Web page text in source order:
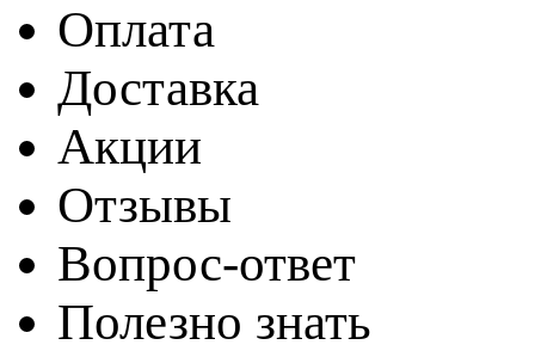
Оплата
Доставка
Акции
Отзывы
Вопрос-ответ
Полезно знать